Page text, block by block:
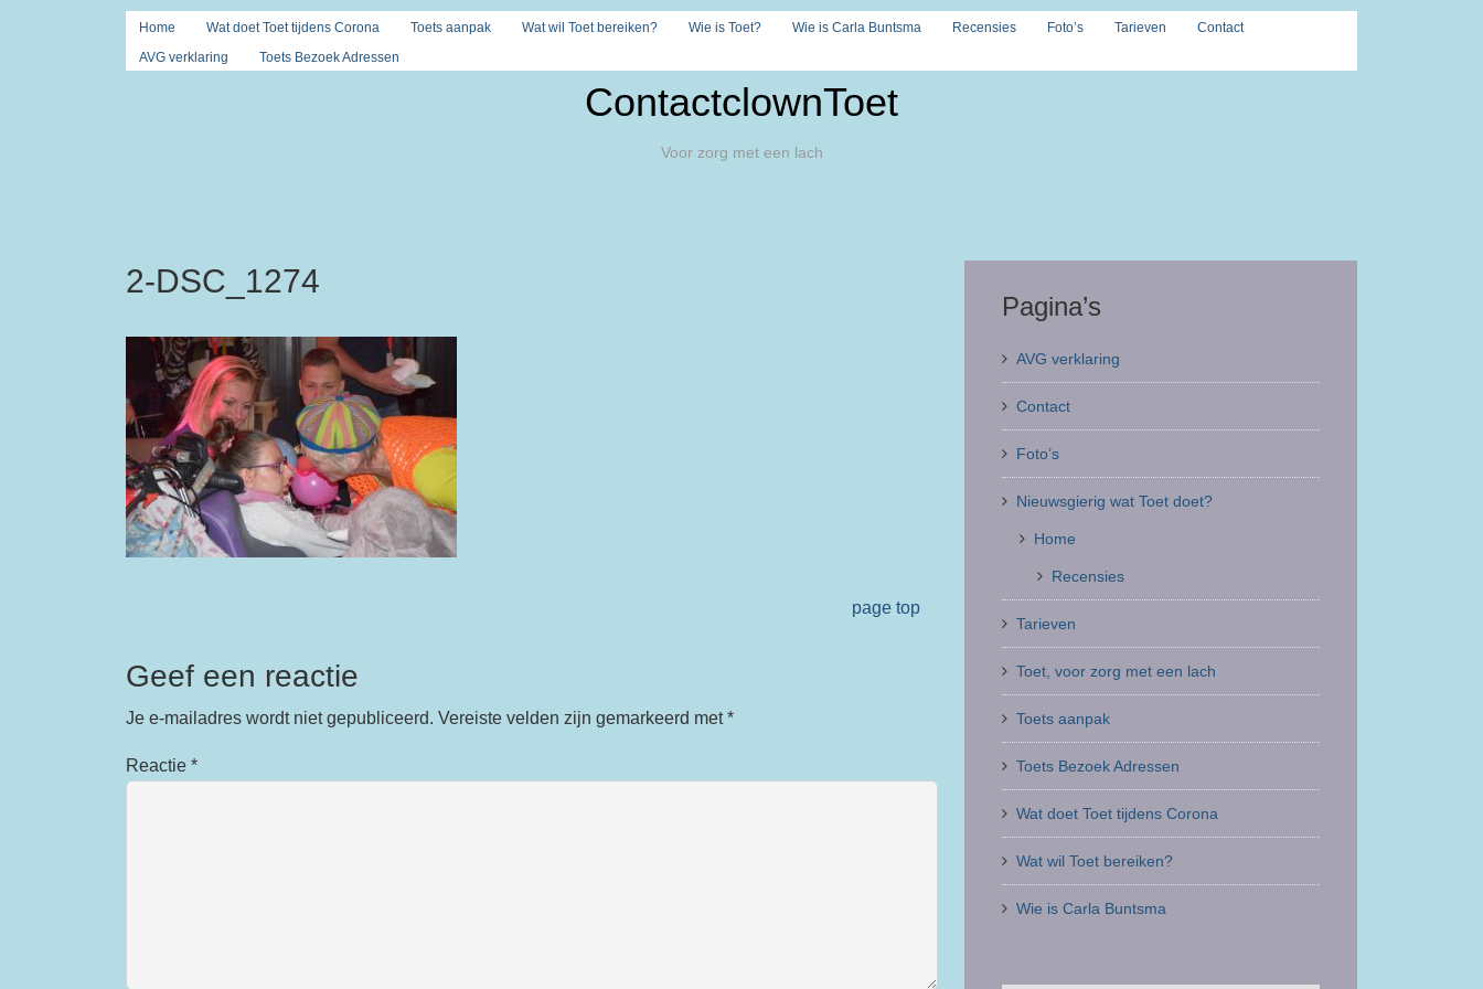
Home Wat doet Toet tijdens Corona Toets aanpak Wat wil Toet bereiken? Wie is Toet? Wie is Carla Buntsma Recensies Foto’s Tarieven
Contact
AVG verklaring
Toets Bezoek Adressen
ContactclownToet
Voor zorg met een lach
2-DSC_1274
page top
Geef een reactie
Je e-mailadres wordt niet gepubliceerd. Vereiste velden zijn gemarkeerd met*
Reactie *
Pagina’s
AVG verklaring
Contact
Foto’s
Nieuwsgierig wat Toet doet?
Home
Recensies
Tarieven
Toet, voor zorg met een lach
Toets aanpak
Toets Bezoek Adressen
Wat doet Toet tijdens Corona
Wat wil Toet bereiken?
Wie is Carla Buntsma